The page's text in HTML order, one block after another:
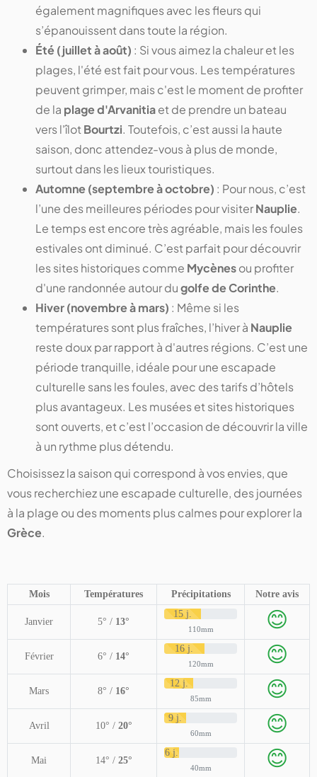
également magnifiques avec les fleurs qui
s’épanouissent dans toute la région.
Été (juillet à août) : Si vous aimez la chaleur et les
plages, l'été est fait pour vous. Les températures
peuvent grimper, mais c'est le moment de profiter
de la plage d'Arvanitiaet de prendre un bateau
vers l'îlot Bourtzi. Toutefois, c’est aussi la haute
saison, donc attendez-vous à plus de monde,
surtout dans les lieux touristiques.
Automne (septembre à octobre) : Pour nous, c’est
l’une des meilleures périodes pour visiterNauplie.
Le temps est encore très agréable, mais les foules
estivales ont diminué. C’est parfait pour découvrir
les sites historiques comme Mycènesou profiter
d'une randonnée autour dugolfe de Corinthe.
Hiver (novembre à mars) : Même si les
températures sont plus fraîches, l’hiver à Nauplie
reste doux par rapport à d'autres régions. C’est une
période tranquille, idéale pour une escapade
culturelle sans les foules, avec des tarifs d’hôtels
plus avantageux. Les musées et sites historiques
sont ouverts, et c’est l’occasion de découvrir la ville
à un rythme plus détendu.
Choisissez la saison qui correspond à vos envies, que
vous recherchiez une escapade culturelle, des journées
à la plage ou des moments plus calmes pour explorer la
Grèce.
Mois Températures Précipitations Notre avis
Janvier 5° / 13°
15 j.
110mm 😊
Février 6° / 14°
16 j.
120mm 😊
Mars 8° / 16°
12 j.
85mm 😊
Avril 10° / 20°
9 j.
60mm 😊
Mai 14° / 25°
6 j.
40mm 😊